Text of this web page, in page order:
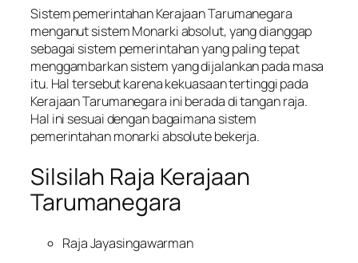
Sistem pemerintahan Kerajaan Tarumanegara
menganut sistem Monarki absolut, yang dianggap
sebagai sistem pemerintahan yang paling tepat
menggambarkan sistem yang dijalankan pada masa
itu. Hal tersebut karena kekuasaan tertinggi pada
Kerajaan Tarumanegara ini berada di tangan raja.
Hal ini sesuai dengan bagaimana sistem
pemerintahan monarki absolute bekerja.
Silsilah Raja Kerajaan
Tarumanegara
Raja Jayasingawarman